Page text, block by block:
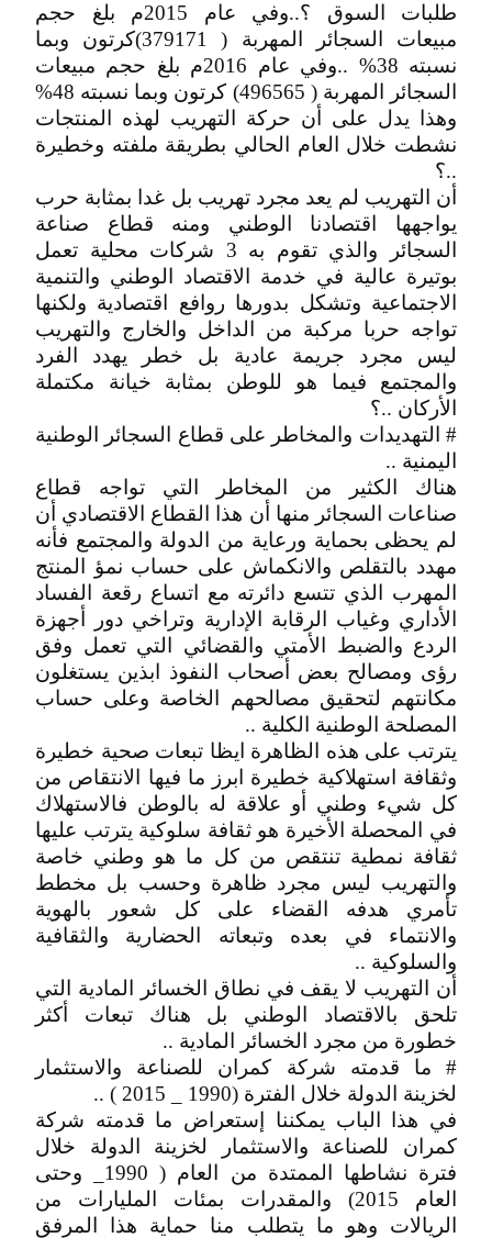
طلبات السوق ؟..وفي عام 2015م بلغ حجم
مبيعات السجائر المهربة ( 379171)كرتون وبما
نسبته 38% ..وفي عام 2016م بلغ حجم مبيعات
السجائر المهربة ( 496565) كرتون وبما نسبته 48%
وهذا يدل على أن حركة التهريب لهذه المنتجات
نشطت خلال العام الحالي بطريقة ملفته وخطيرة
..؟
أن التهريب لم يعد مجرد تهريب بل غدا بمثابة حرب
يواجهها اقتصادنا الوطني ومنه قطاع صناعة
السجائر والذي تقوم به 3 شركات محلية تعمل
بوتيرة عالية في خدمة الاقتصاد الوطني والتنمية
الاجتماعية وتشكل بدورها روافع اقتصادية ولكنها
تواجه حربا مركبة من الداخل والخارج والتهريب
ليس مجرد جريمة عادية بل خطر يهدد الفرد
والمجتمع فيما هو للوطن بمثابة خيانة مكتملة
الأركان ..؟
# التهديدات والمخاطر على قطاع السجائر الوطنية
اليمنية ..
هناك الكثير من المخاطر التي تواجه قطاع
صناعات السجائر منها أن هذا القطاع الاقتصادي أن
لم يحظى بحماية ورعاية من الدولة والمجتمع فأنه
مهدد بالتقلص والانكماش على حساب نمؤ المنتج
المهرب الذي تتسع دائرته مع اتساع رقعة الفساد
الأداري وغياب الرقابة الإدارية وتراخي دور أجهزة
الردع والضبط الأمتي والقضائي التي تعمل وفق
رؤى ومصالح بعض أصحاب النفوذ ابذين يستغلون
مكانتهم لتحقيق مصالحهم الخاصة وعلى حساب
المصلحة الوطنية الكلية ..
يترتب على هذه الظاهرة ايظا تبعات صحية خطيرة
وثقافة استهلاكية خطيرة ابرز ما فيها الانتقاص من
كل شيء وطني أو علاقة له بالوطن فالاستهلاك
في المحصلة الأخيرة هو ثقافة سلوكية يترتب عليها
ثقافة نمطية تنتقص من كل ما هو وطني خاصة
والتهريب ليس مجرد ظاهرة وحسب بل مخطط
تأمري هدفه القضاء على كل شعور بالهوية
والانتماء في بعده وتبعاته الحضارية والثقافية
والسلوكية ..
أن التهريب لا يقف في نطاق الخسائر المادية التي
تلحق بالاقتصاد الوطني بل هناك تبعات أكثر
خطورة من مجرد الخسائر المادية ..
# ما قدمته شركة كمران للصناعة والاستثمار
لخزينة الدولة خلال الفترة (1990 _ 2015 ) ..
في هذا الباب يمكننا إستعراض ما قدمته شركة
كمران للصناعة والاستثمار لخزينة الدولة خلال
فترة نشاطها الممتدة من العام ( 1990_ وحتى
العام 2015) والمقدرات بمئات المليارات من
الريالات وهو ما يتطلب منا حماية هذا المرفق